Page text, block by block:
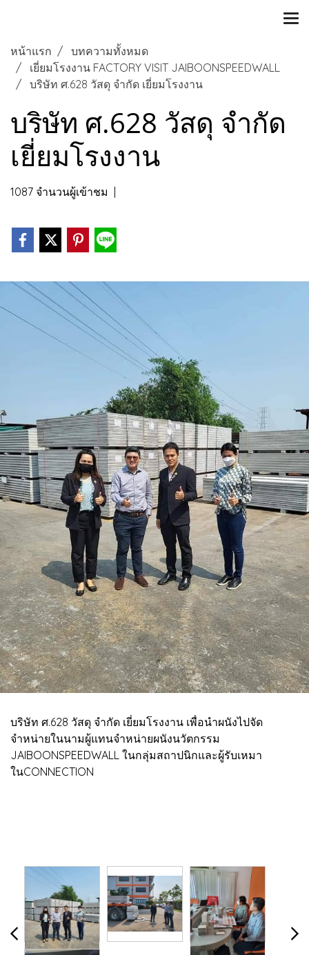
หน้าแรก
บทความทั้งหมด
เยี่ยมโรงงาน FACTORY VISIT JAIBOONSPEEDWALL
บริษัท ศ.628 วัสดุ จำกัด เยี่ยมโรงงาน
บริษัท ศ.628 วัสดุ จำกัด
เยี่ยมโรงงาน
1087 จำนวนผู้เข้าชม
บริษัท ศ.628 วัสดุ จำกัด เยี่ยมโรงงาน เพื่อนำผนังไปจัด
จำหน่ายในนามผู้แทนจำหน่ายผนังนวัตกรรม
JAIBOONSPEEDWALL ในกลุ่มสถาปนิกและผู้รับเหมา
ในCONNECTION